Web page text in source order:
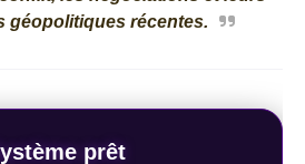
géopolitiques récentes.
prêt